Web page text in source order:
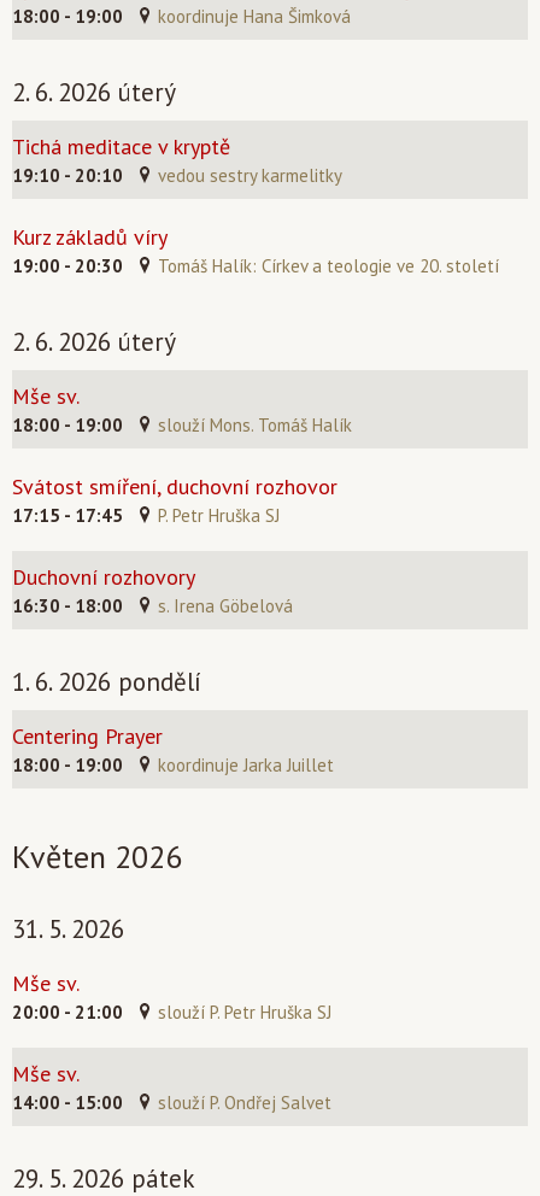
18:00 - 19:00 koordinuje Hana Šimková
2. 6. 2026 úterý
Tichá meditace v kryptě
19:10 - 20:10 vedou sestry karmelitky
Kurz základů víry
19:00 - 20:30 Tomáš Halík: Církev a teologie ve 20. století
2. 6. 2026 úterý
Mše sv.
18:00 - 19:00 slouží Mons. Tomáš Halík
Svátost smíření, duchovní rozhovor
17:15 - 17:45 P. Petr Hruška SJ
Duchovní rozhovory
16:30 - 18:00 s. Irena Göbelová
1. 6. 2026 pondělí
Centering Prayer
18:00 - 19:00 koordinuje Jarka Juillet
Květen 2026
31. 5. 2026
Mše sv.
20:00 - 21:00 slouží P. Petr Hruška SJ
Mše sv.
14:00 - 15:00 slouží P. Ondřej Salvet
29. 5. 2026 pátek